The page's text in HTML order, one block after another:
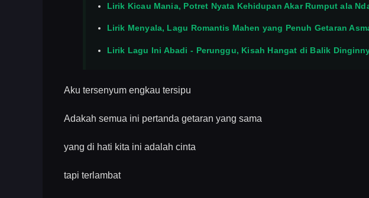
Lirik Kicau Mania, Potret Nyata Kehidupan Akar Rumput ala
Lirik Menyala, Lagu Romantis Mahen yang Penuh Getaran
Lirik Lagu Ini Abadi - Perunggu, Kisah Hangat di Balik
Aku tersenyum engkau tersipu
Adakah semua ini pertanda getaran yang sama
yang di hati kita ini adalah cinta
tapi terlambat